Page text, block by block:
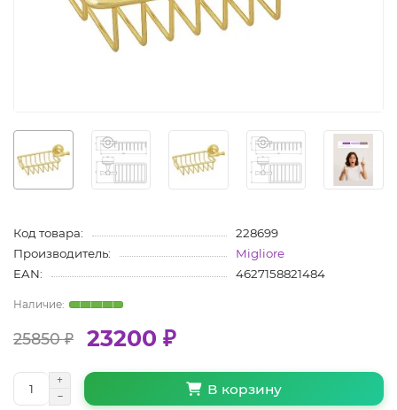
Код товара:
228699
Производитель:
Migliore
EAN:
4627158821484
25850 ₽ 23200 ₽
В корзину